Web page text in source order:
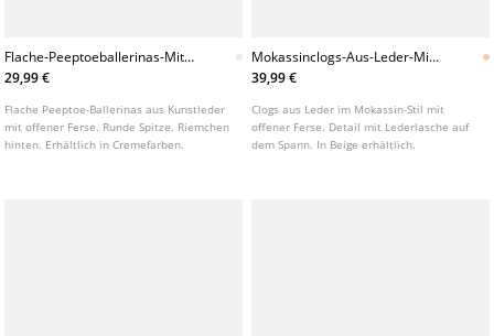
Flache-Peeptoeballerinas-Mit-
Offener-Ferse
29,99 €
Flache Peeptoe-Ballerinas aus Kunstleder
mit offener Ferse. Runde Spitze. Riemchen
hinten. Erhältlich in Cremefarben.
Mokassinclogs-Aus-Leder-Mit-
Offener-Ferse
39,99 €
Clogs aus Leder im Mokassin-Stil mit
offener Ferse. Detail mit Lederlasche auf
dem Spann. In Beige erhältlich.